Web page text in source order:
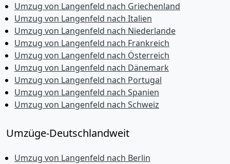
Umzug von Langenfeld nach Griechenland
Umzug von Langenfeld nach Italien
Umzug von Langenfeld nach Niederlande
Umzug von Langenfeld nach Frankreich
Umzug von Langenfeld nach Österreich
Umzug von Langenfeld nach Dänemark
Umzug von Langenfeld nach Portugal
Umzug von Langenfeld nach Spanien
Umzug von Langenfeld nach Schweiz
Umzüge-Deutschlandweit
Umzug von Langenfeld nach Berlin